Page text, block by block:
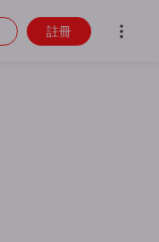
註冊